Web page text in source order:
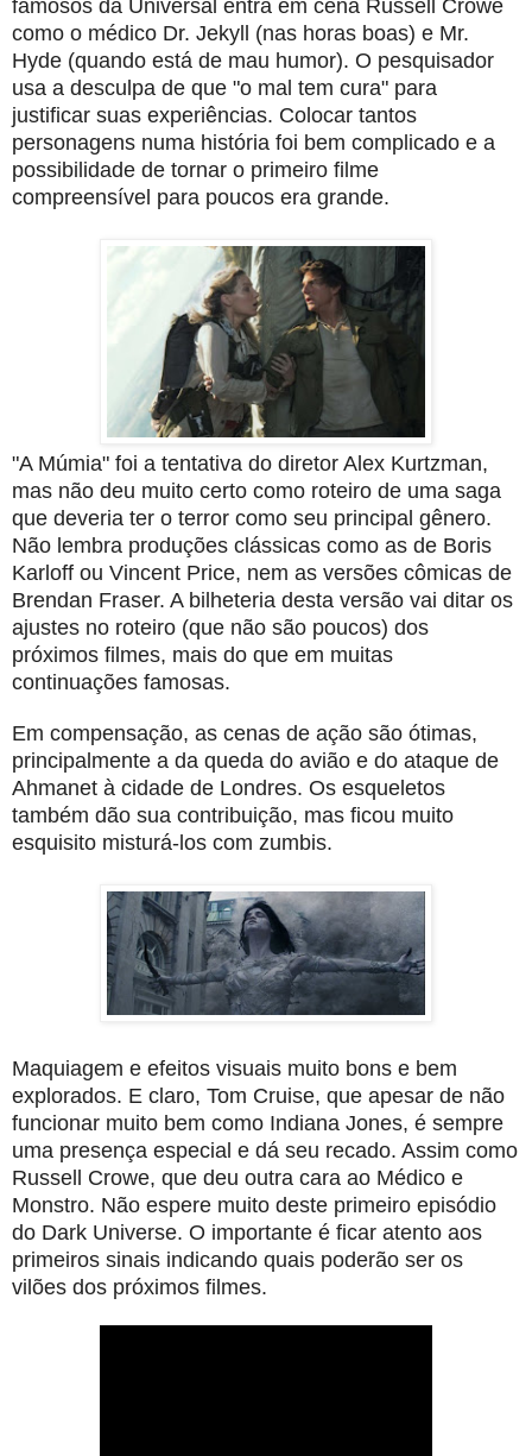
famosos da Universal entra em cena Russell Crowe
como o médico Dr. Jekyll (nas horas boas) e Mr.
Hyde (quando está de mau humor). O pesquisador
usa a desculpa de que "o mal tem cura" para
justificar suas experiências. Colocar tantos
personagens numa história foi bem complicado e a
possibilidade de tornar o primeiro filme
compreensível para poucos era grande.
"A Múmia" foi a tentativa do diretor Alex Kurtzman,
mas não deu muito certo como roteiro de uma saga
que deveria ter o terror como seu principal gênero.
Não lembra produções clássicas como as de Boris
Karloff ou Vincent Price, nem as versões cômicas de
Brendan Fraser. A bilheteria desta versão vai ditar os
ajustes no roteiro (que não são poucos) dos
próximos filmes, mais do que em muitas
continuações famosas.
Em compensação, as cenas de ação são ótimas,
principalmente a da queda do avião e do ataque de
Ahmanet à cidade de Londres. Os esqueletos
também dão sua contribuição, mas ficou muito
esquisito misturá-los com zumbis.
Maquiagem e efeitos visuais muito bons e bem
explorados. E claro, Tom Cruise, que apesar de não
funcionar muito bem como Indiana Jones, é sempre
uma presença especial e dá seu recado. Assim como
Russell Crowe, que deu outra cara ao Médico e
Monstro. Não espere muito deste primeiro episódio
do Dark Universe. O importante é ficar atento aos
primeiros sinais indicando quais poderão ser os
vilões dos próximos filmes.